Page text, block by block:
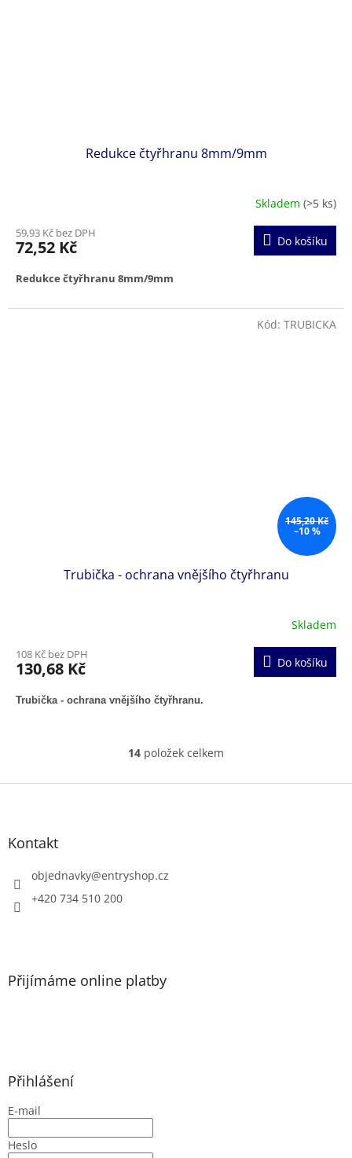
Redukce čtyřhranu 8mm/9mm
Skladem (>5 ks)
59,93 Kč bez DPH
72,52 Kč Do košíku
Redukce čtyřhranu 8mm/9mm
145,20 Kč
–10 %
Trubička - ochrana vnějšího čtyřhranu
Skladem
108 Kč bez DPH
130,68 Kč Do košíku
Trubička - ochrana vnějšího čtyřhranu.
Kód: TRUBICKA
O
l
14 položek celkem
Z
Kontakt
objednavky@entryshop.cz
+420 734 510 200
Přijímáme online platby
Přihlášení
E-mail
Heslo